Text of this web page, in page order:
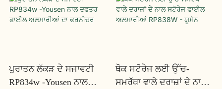
ਪੁਰਾਤਨ ਲੱਕੜ ਦੇ ਸਜਾਵਟੀ
RP834w -Yousen ਨਾਲ
ਥੋਕ ਸਟੋਰੇਜ ਲਈ ਉੱਚ-
ਸਮਰੱਥਾ ਵਾਲੇ ਦਰਾਜ਼ਾਂ ਦੇ ਨਾਲ